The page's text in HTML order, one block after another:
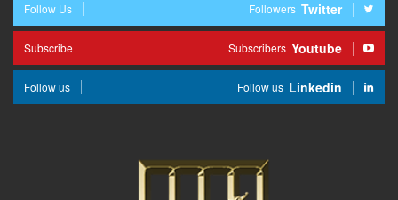
Twitter
Followers
Follow Us
Youtube
Subscribers
Subscribe
Linkedin
Follow us
Follow us